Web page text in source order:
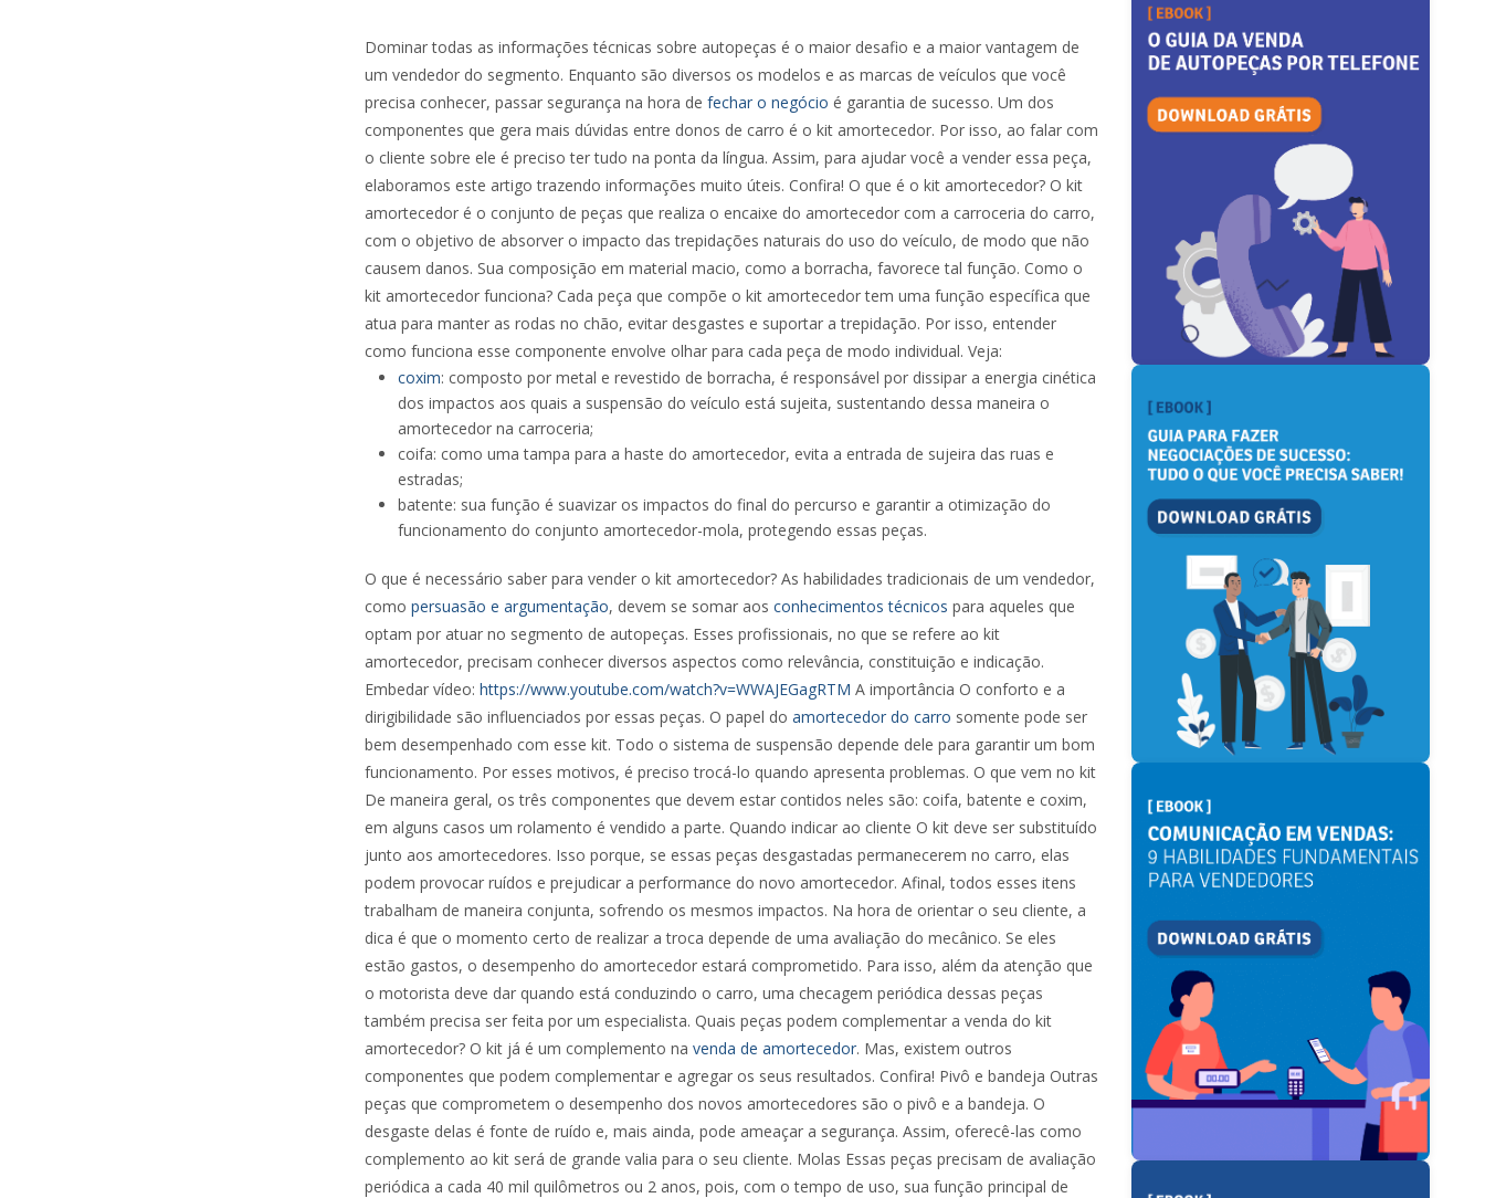
Dominar todas as informações técnicas sobre autopeças é o maior desafio e a maior vantagem de
um vendedor do segmento. Enquanto são diversos os modelos e as marcas de veículos que você
precisa conhecer, passar segurança na hora de fechar o negócio é garantia de sucesso. Um dos
componentes que gera mais dúvidas entre donos de carro é o kit amortecedor. Por isso, ao falar com
o cliente sobre ele é preciso ter tudo na ponta da língua. Assim, para ajudar você a vender essa peça,
elaboramos este artigo trazendo informações muito úteis. Confira! O que é o kit amortecedor? O kit
amortecedor é o conjunto de peças que realiza o encaixe do amortecedor com a carroceria do carro,
com o objetivo de absorver o impacto das trepidações naturais do uso do veículo, de modo que não
causem danos. Sua composição em material macio, como a borracha, favorece tal função. Como o
kit amortecedor funciona? Cada peça que compõe o kit amortecedor tem uma função específica que
atua para manter as rodas no chão, evitar desgastes e suportar a trepidação. Por isso, entender
como funciona esse componente envolve olhar para cada peça de modo individual. Veja:
coxim: composto por metal e revestido de borracha, é responsável por dissipar a energia cinética
dos impactos aos quais a suspensão do veículo está sujeita, sustentando dessa maneira o
amortecedor na carroceria;
coifa: como uma tampa para a haste do amortecedor, evita a entrada de sujeira das ruas e
estradas;
batente: sua função é suavizar os impactos do final do percurso e garantir a otimização do
funcionamento do conjunto amortecedor-mola, protegendo essas peças.
O que é necessário saber para vender o kit amortecedor? As habilidades tradicionais de um vendedor,
como persuasão e argumentação, devem se somar aos conhecimentos técnicos para aqueles que
optam por atuar no segmento de autopeças. Esses profissionais, no que se refere ao kit
amortecedor, precisam conhecer diversos aspectos como relevância, constituição e indicação.
Embedar vídeo: https://www.youtube.com/watch?v=WWAJEGagRTM A importância O conforto e a
dirigibilidade são influenciados por essas peças. O papel do amortecedor do carro somente pode ser
bem desempenhado com esse kit. Todo o sistema de suspensão depende dele para garantir um bom
funcionamento. Por esses motivos, é preciso trocá-lo quando apresenta problemas. O que vem no kit
De maneira geral, os três componentes que devem estar contidos neles são: coifa, batente e coxim,
em alguns casos um rolamento é vendido a parte. Quando indicar ao cliente O kit deve ser substituído
junto aos amortecedores. Isso porque, se essas peças desgastadas permanecerem no carro, elas
podem provocar ruídos e prejudicar a performance do novo amortecedor. Afinal, todos esses itens
trabalham de maneira conjunta, sofrendo os mesmos impactos. Na hora de orientar o seu cliente, a
dica é que o momento certo de realizar a troca depende de uma avaliação do mecânico. Se eles
estão gastos, o desempenho do amortecedor estará comprometido. Para isso, além da atenção que
o motorista deve dar quando está conduzindo o carro, uma checagem periódica dessas peças
também precisa ser feita por um especialista. Quais peças podem complementar a venda do kit
amortecedor? O kit já é um complemento na venda de amortecedor. Mas, existem outros
componentes que podem complementar e agregar os seus resultados. Confira! Pivô e bandeja Outras
peças que comprometem o desempenho dos novos amortecedores são o pivô e a bandeja. O
desgaste delas é fonte de ruído e, mais ainda, pode ameaçar a segurança. Assim, oferecê-las como
complemento ao kit será de grande valia para o seu cliente. Molas Essas peças precisam de avaliação
periódica a cada 40 mil quilômetros ou 2 anos, pois, com o tempo de uso, sua função principal de